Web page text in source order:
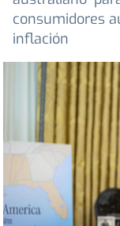
consumidores
inflación